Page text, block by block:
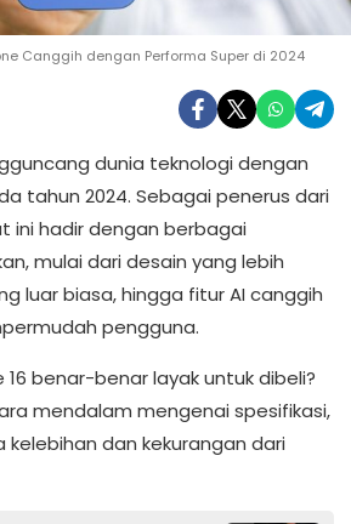
Canggih dengan Performa Super di 2024
dunia teknologi dengan
tahun 2024. Sebagai penerus dari
ini hadir dengan berbagai
mulai dari desain yang lebih
luar biasa, hingga fitur AI canggih
pengguna.
16 benar-benar layak untuk dibeli?
mendalam mengenai spesifikasi,
kelebihan dan kekurangan dari